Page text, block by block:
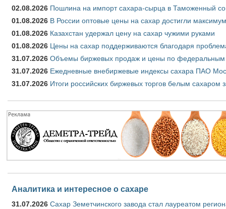
02.08.2026 Пошлина на импорт сахара-сырца в Таможенный
01.08.2026 В России оптовые цены на сахар достигли
01.08.2026 Казахстан удержал цену на сахар чужими руками
01.08.2026 Цены на сахар поддерживаются благодаря
31.07.2026 Объемы биржевых продаж и цены по федеральным
31.07.2026 Ежедневные внебиржевые индексы сахара ПАО
31.07.2026 Итоги российских биржевых торгов белым сахаром
Аналитика и интересное о сахаре
31.07.2026 Сахар Земетчинского завода стал лауреатом